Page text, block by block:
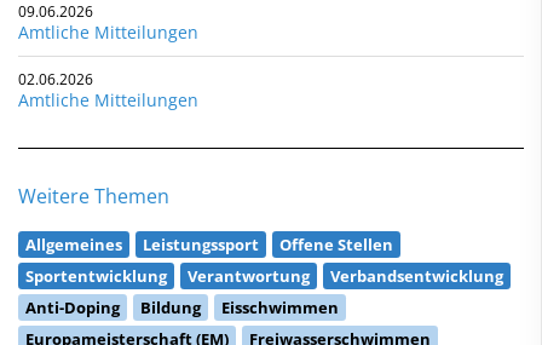
09.06.2026
Amtliche Mitteilungen
02.06.2026
Amtliche Mitteilungen
Weitere Themen
Allgemeines Leistungssport
Offene Stellen
Sportentwicklung
Verantwortung
Verbandsentwicklung
Anti-Doping
Bildung
Eisschwimmen
Europameisterschaft (EM)
Freiwasserschwimmen